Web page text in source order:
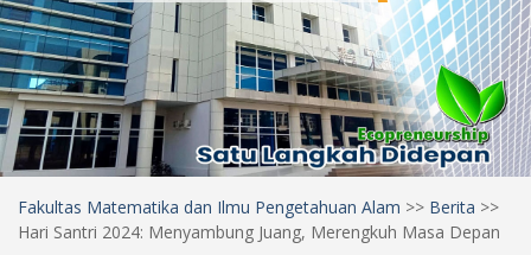
Fakultas Matematika dan Ilmu Pengetahuan Alam >> Berita >>
Hari Santri 2024: Menyambung Juang, Merengkuh Masa Depan